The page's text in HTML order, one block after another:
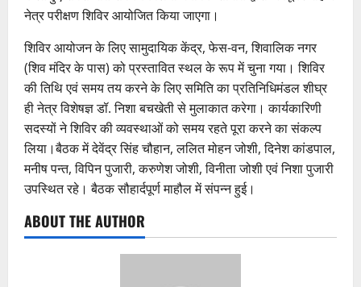
नेत्र परीक्षण शिविर आयोजित किया जाएगा।
शिविर आयोजन के लिए सामुदायिक केंद्र, फेस-वन, शिवालिक नगर
(शिव मंदिर के पास) को प्रस्तावित स्थल के रूप में चुना गया। शिविर
की तिथि एवं समय तय करने के लिए समिति का प्रतिनिधिमंडल शीघ्र
ही नेत्र विशेषज्ञ डॉ. निशा बचखेती से मुलाकात करेगा। कार्यकारिणी
सदस्यों ने शिविर की व्यवस्थाओं को समय रहते पूरा करने का संकल्प
लिया।बैठक में देवेंद्र सिंह चौहान, ललित मोहन जोशी, दिनेश कांडपाल,
मनीष पन्त, विपिन पुजारी, करुणेश जोशी, विनीता जोशी एवं निशा पुजारी
उपस्थित रहे। बैठक सौहार्दपूर्ण माहौल में संपन्न हुई।
ABOUT THE AUTHOR